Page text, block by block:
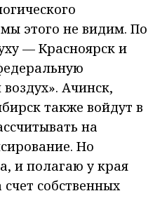
этого не видим. По
— Красноярск и
Ачинск,
также войдут в
на
Но
и полагаю у края
счет собственных